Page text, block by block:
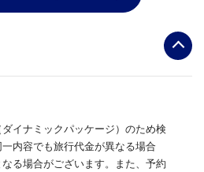
イナミックパッケージ）のため検
内容でも旅行代金が異なる場合
る場合がございます。また、予約